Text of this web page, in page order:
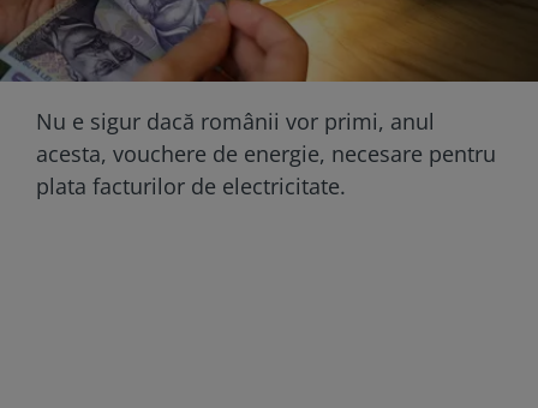
Nu e sigur dacă românii vor primi, anul
acesta, vouchere de energie, necesare pentru
plata facturilor de electricitate.